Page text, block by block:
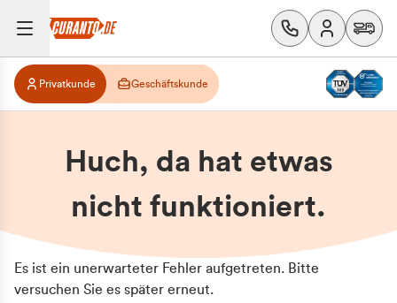
Privatkunde Geschäftskunde
Huch, da hat etwas
nicht funktioniert.
Es ist ein unerwarteter Fehler aufgetreten. Bitte
versuchen Sie es später erneut.